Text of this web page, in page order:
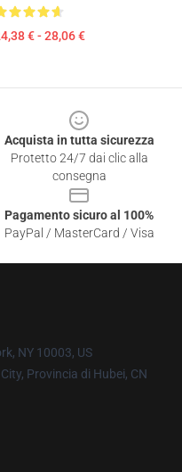
€ - 28,06 €
Acquista in tutta sicurezza
Protetto 24/7 dai clic alla
consegna
Pagamento sicuro al 100%
PayPal / MasterCard / Visa
NY 10003, US
Provincia di Hubei, CN